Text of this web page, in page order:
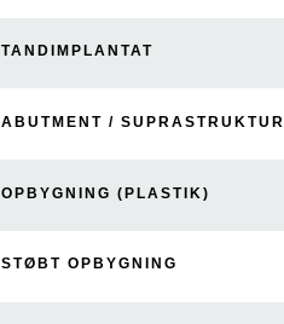
TANDIMPLANTAT
ABUTMENT / SUPRASTRUKTUR
OPBYGNING (PLASTIK)
STØBT OPBYGNING